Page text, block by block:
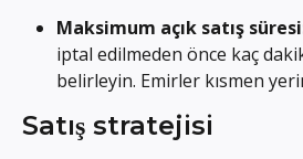
Maksimum açık satış
iptal edilmeden önce kaç
belirleyin. Emirler kısmen
Satış stratejisi